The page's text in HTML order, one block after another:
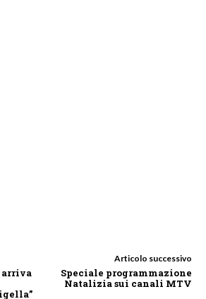
arriva
Articolo successivo
Speciale programmazione
Natalizia sui canali MTV